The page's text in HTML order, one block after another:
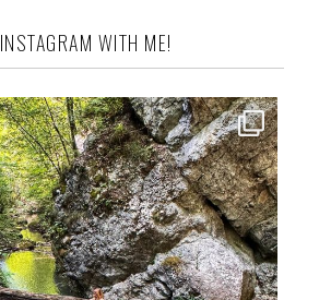
INSTAGRAM WITH ME!